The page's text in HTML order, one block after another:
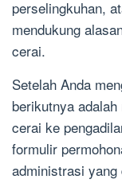
perselingkuhan,
mendukung
cerai.
Setelah Anda
berikutnya
cerai ke
formulir
administrasi yang